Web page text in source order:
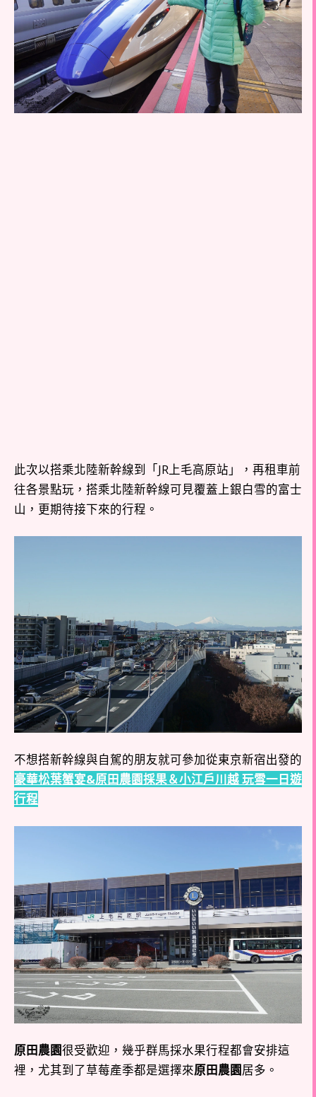
此次以搭乘北陸新幹線到「JR上毛高原站」，再租車前
往各景點玩，搭乘北陸新幹線可見覆蓋上銀白雪的富士
山，更期待接下來的行程。
不想搭新幹線與自駕的朋友就可參加從東京新宿出發的
豪華松葉蟹宴&原田農園採果＆小江戶川越 玩雪一日遊
行程
原田農園很受歡迎，幾乎群馬採水果行程都會安排這
裡，尤其到了草莓產季都是選擇來原田農園居多。